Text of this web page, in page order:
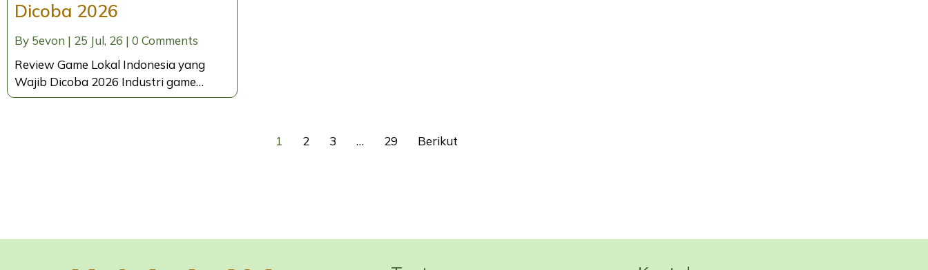
Dicoba 2026
By 5evon | 25 Jul, 26 | 0 Comments
Review Game Lokal Indonesia yang
Wajib Dicoba 2026 Industri game…
1 2 3 … 29 Berikut